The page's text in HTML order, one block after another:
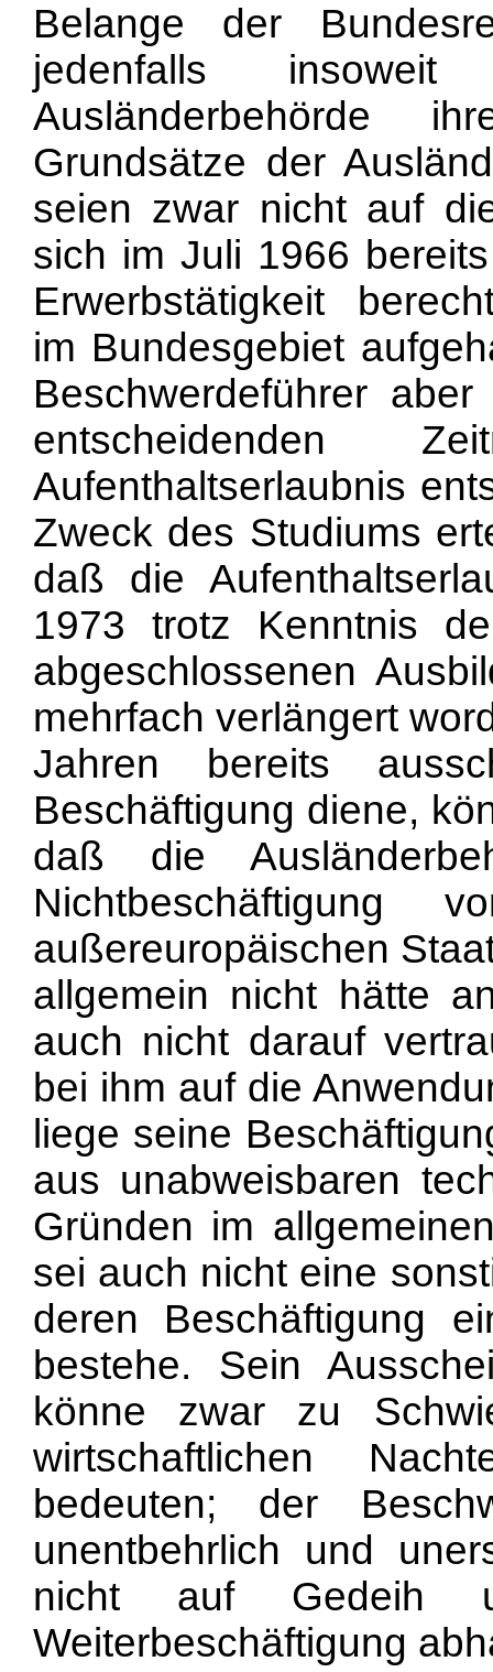
Belange der
jedenfalls
Ausländerbehörde
Grundsätze der
seien zwar nicht auf
sich im Juli 1966
Erwerbstätigkeit
im Bundesgebiet
Beschwerdeführer
entscheidenden
Aufenthaltserlaubnis
Zweck des Studiums
daß die
1973 trotz Kenntnis
abgeschlossenen
mehrfach verlängert
Jahren bereits
Beschäftigung diene,
daß die
Nichtbeschäftigung
außereuropäischen
allgemein nicht hätte
auch nicht darauf
bei ihm auf die
liege seine
aus unabweisbaren
Gründen im
sei auch nicht eine
deren Beschäftigung
bestehe. Sein
könne zwar zu
wirtschaftlichen
bedeuten; der
unentbehrlich und
nicht auf Gedeih
Weiterbeschäftigung